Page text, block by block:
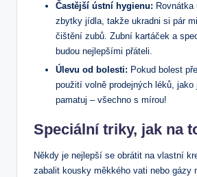
Častější ústní hygienu:
zbytky jídla, takže ukradni si pár
čištění zubů. Zubní kartáček a
budou nejlepšími přáteli.
Úlevu od bolesti: Pokud bolest
použití volně prodejných léků, jako
pamatuj – všechno s mírou!
Speciální triky, jak na
Někdy je nejlepší se obrátit na vlastní
zabalit kousky měkkého vati nebo gázy